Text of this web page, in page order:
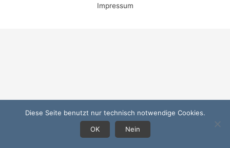
Impressum
Diese Seite benutzt nur technisch notwendige Cookies.
OK
Nein